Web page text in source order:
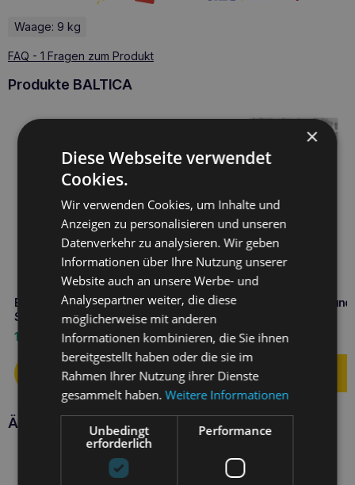
Waage: 9 kg
FAQ - 1 Fragen zum Produkt
Produkte BALTICA
BALTICA Halbweicher Hirsch-
Snack 30g Mono-Protein
1,90
BALTICA Snacks Lachs und
Banane Leckerli 80g
5,90€
Ähnliche Produkte
×
Diese Webseite verwendet
Cookies.
Wir verwenden Cookies, um Inhalte und
Anzeigen zu personalisieren und unseren
Datenverkehr zu analysieren. Wir geben
Informationen über Ihre Nutzung unserer
Website auch an unsere Werbe- und
Analysepartner weiter, die diese
möglicherweise mit anderen
Informationen kombinieren, die Sie ihnen
bereitgestellt haben oder die sie im
Rahmen Ihrer Nutzung ihrer Dienste
gesammelt haben.Weitere Informationen
Unbedingt
erforderlich
Performance